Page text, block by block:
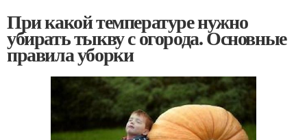
При какой температуре нужно
убирать тыкву с огорода. Основные
правила уборки